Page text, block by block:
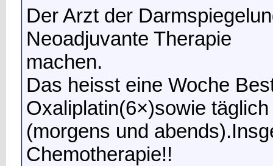
Der Arzt der
Neoadjuvante Therapie
machen.
Das heisst eine Woche
Oxaliplatin(6×)sowie
(morgens und
Chemotherapie!!